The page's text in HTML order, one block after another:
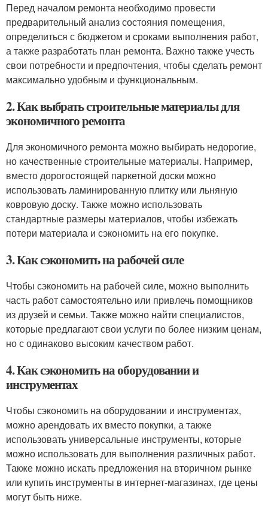
Перед началом ремонта необходимо провести
предварительный анализ состояния помещения,
определиться с бюджетом и сроками выполнения работ,
а также разработать план ремонта. Важно также учесть
свои потребности и предпочтения, чтобы сделать ремонт
максимально удобным и функциональным.
2. Как выбрать строительные материалы для
экономичного ремонта
Для экономичного ремонта можно выбирать недорогие,
но качественные строительные материалы. Например,
вместо дорогостоящей паркетной доски можно
использовать ламинированную плитку или льняную
ковровую доску. Также можно использовать
стандартные размеры материалов, чтобы избежать
потери материала и сэкономить на его покупке.
3. Как сэкономить на рабочей силе
Чтобы сэкономить на рабочей силе, можно выполнить
часть работ самостоятельно или привлечь помощников
из друзей и семьи. Также можно найти специалистов,
которые предлагают свои услуги по более низким ценам,
но с одинаково высоким качеством работ.
4. Как сэкономить на оборудовании и
инструментах
Чтобы сэкономить на оборудовании и инструментах,
можно арендовать их вместо покупки, а также
использовать универсальные инструменты, которые
можно использовать для выполнения различных работ.
Также можно искать предложения на вторичном рынке
или купить инструменты в интернет-магазинах, где цены
могут быть ниже.